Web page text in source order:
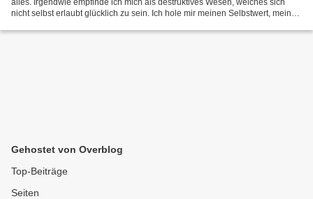
alles. Irgendwie empfinde ich mich als destruktives Wesen, welches sich
nicht selbst erlaubt glücklich zu sein. Ich hole mir meinen Selbstwert, meine
Gehostet von Overblog
Top-Beiträge
Seiten